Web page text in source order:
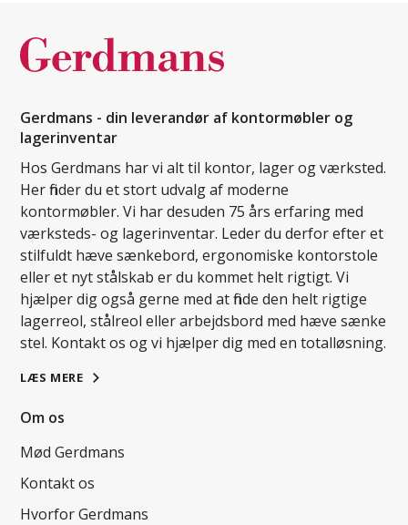
Gerdmans - din leverandør af kontormøbler og
lagerinventar
Hos Gerdmans har vi alt til kontor, lager og værksted.
Her finder du et stort udvalg af moderne
kontormøbler. Vi har desuden 75 års erfaring med
værksteds- og lagerinventar. Leder du derfor efter et
stilfuldt hæve sænkebord, ergonomiske kontorstole
eller et nyt stålskab er du kommet helt rigtigt. Vi
hjælper dig også gerne med at finde den helt rigtige
lagerreol, stålreol eller arbejdsbord med hæve sænke
stel. Kontakt os og vi hjælper dig med en totalløsning.
LÆS MERE
Om os
Mød Gerdmans
Kontakt os
Hvorfor Gerdmans